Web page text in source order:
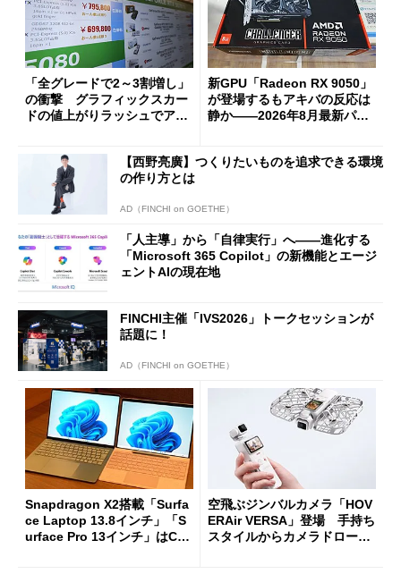
「全グレードで2～3割増し」
の衝撃 グラフィックスカー
ドの値上がりラッシュでアキ
新GPU「Radeon RX 9050」
が登場するもアキバの反応は
静か――2026年8月最新パー
【西野亮廣】つくりたいものを追求できる環境
の作り方とは
AD（FINCHI on GOETHE）
「人主導」から「自律実行」へ――進化する
「Microsoft 365 Copilot」の新機能とエージ
ェントAIの現在地
FINCHI主催「IVS2026」トークセッションが
話題に！
AD（FINCHI on GOETHE）
Snapdragon X2搭載「Surfa
ce Laptop 13.8インチ」「S
urface Pro 13インチ」はCop
空飛ぶジンバルカメラ「HOV
ERAir VERSA」登場 手持ち
スタイルからカメラドローン